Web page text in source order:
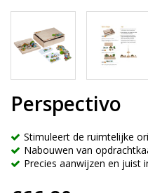
Perspectivo
Stimuleert de ruimtelijke
Nabouwen van
Precies aanwijzen en juist